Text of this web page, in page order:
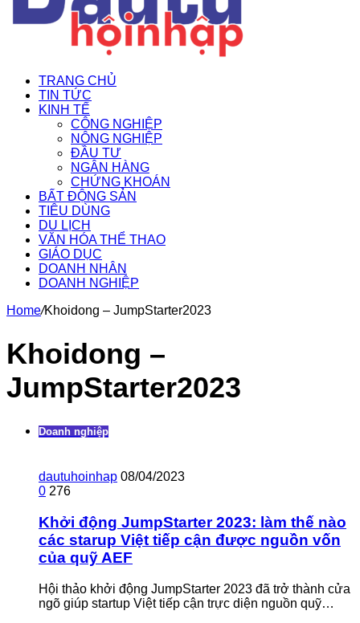
TRANG CHỦ
TIN TỨC
KINH TẾ
CÔNG NGHIỆP
NÔNG NGHIỆP
ĐẦU TƯ
NGÂN HÀNG
CHỨNG KHOÁN
BẤT ĐỘNG SẢN
TIÊU DÙNG
DU LỊCH
VĂN HÓA THỂ THAO
GIÁO DỤC
DOANH NHÂN
DOANH NGHIỆP
Home/Khoidong – JumpStarter2023
Khoidong –
JumpStarter2023
Doanh nghiệp
dautuhoinhap 08/04/2023
0 276
Khởi động JumpStarter 2023: làm thế nào
các starup Việt tiếp cận được nguồn vốn
của quỹ AEF
Hội thảo khởi động JumpStarter 2023 đã trở thành cửa
ngõ giúp startup Việt tiếp cận trực diện nguồn quỹ…